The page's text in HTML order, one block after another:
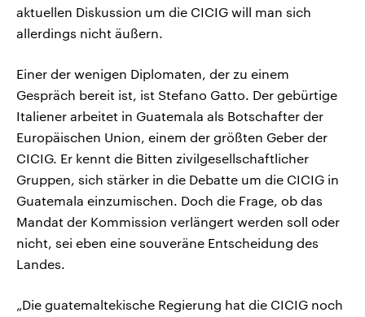
aktuellen Diskussion um die CICIG will man sich
allerdings nicht äußern.
Einer der wenigen Diplomaten, der zu einem
Gespräch bereit ist, ist Stefano Gatto. Der gebürtige
Italiener arbeitet in Guatemala als Botschafter der
Europäischen Union, einem der größten Geber der
CICIG. Er kennt die Bitten zivilgesellschaftlicher
Gruppen, sich stärker in die Debatte um die CICIG in
Guatemala einzumischen. Doch die Frage, ob das
Mandat der Kommission verlängert werden soll oder
nicht, sei eben eine souveräne Entscheidung des
Landes.
„Die guatemaltekische Regierung hat die CICIG noch